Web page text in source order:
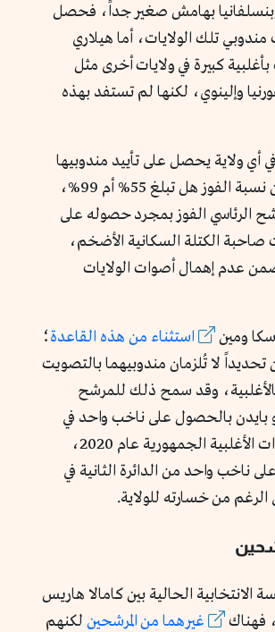
بهامش صغير جداً، فحصل
تلك الولايات، أما هيلاري
كبيرة في ولايات أخرى مثل
وإلينوي، لكنها لم تستفد بهذه
في أي ولاية يحصل على تأييد مندوبيها
بغض النظر عن نسبة الفوز هل تبلغ 55% أم 99%،
الرئاسي الفوز بمجرد حصوله على
صاحبة الكتلة السكانية الأضخم،
عدم إهمال أصوات الولايات
ومين استثناء من هذه القاعدة؛
تحديداً لا تُلزمان مندوبيهما بالتصويت
وقد سمح ذلك للمرشح
بايدن بالحصول على ناخب واحد في
ولاية نبراسكا ذات الأغلبية الجمهورية عام 2020،
ناخب واحد من الدائرة الثانية في
الرغم من خسارته للولاية.
الانتخابية الحالية بين كامالا هاريس
فهناك
غيرهما من المرشحين لكنهم